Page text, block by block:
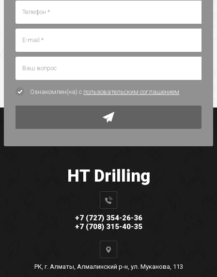
Ознакомлен(на) с пользовательским соглашением
HT Drilling
+7 (727) 354-26-36
+7 (708) 315-40-35
РК, г. Алматы, Алмалинский р-н, ул. Муканова, 113